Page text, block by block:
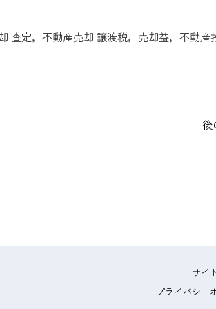
査定，不動産売却 譲渡税，売却益，不動産
後
サイ
プライバシー